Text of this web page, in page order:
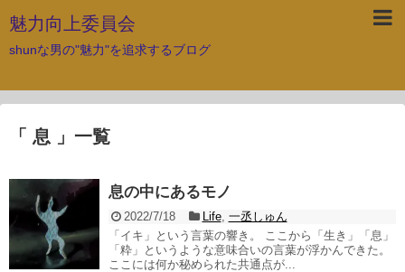
魅力向上委員会
shunな男の"魅力"を追求するブログ
「 息 」一覧
息の中にあるモノ
2022/7/18 Life, 一丞しゅん
「イキ」という言葉の響き。 ここから「生き」「息」
「粋」というような意味合いの言葉が浮かんできた。
ここには何か秘められた共通点が...